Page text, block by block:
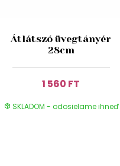
Átlátszó üvegtányér
28cm
1 560 FT
SKLADOM - odosielame ihneď